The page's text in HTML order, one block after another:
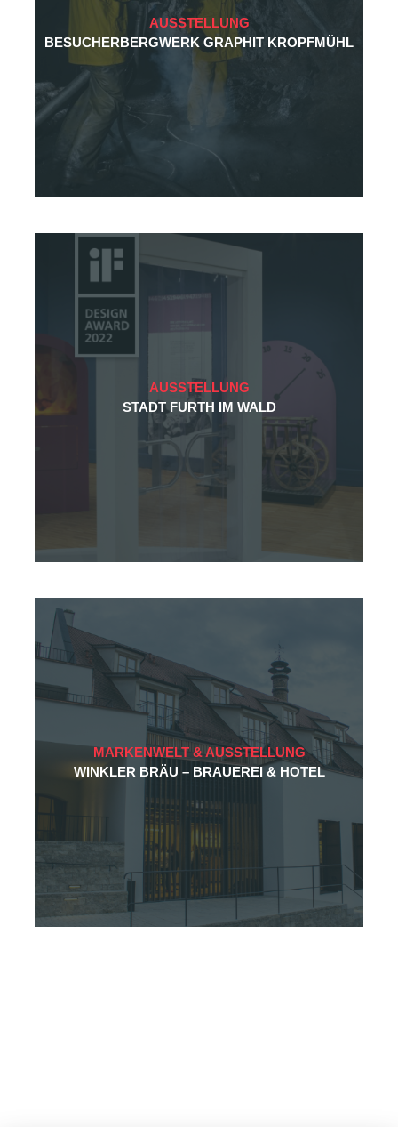
AUSSTELLUNG
BESUCHERBERGWERK GRAPHIT KROPFMÜHL
AUSSTELLUNG
STADT FURTH IM WALD
MARKENWELT & AUSSTELLUNG
WINKLER BRÄU – BRAUEREI & HOTEL